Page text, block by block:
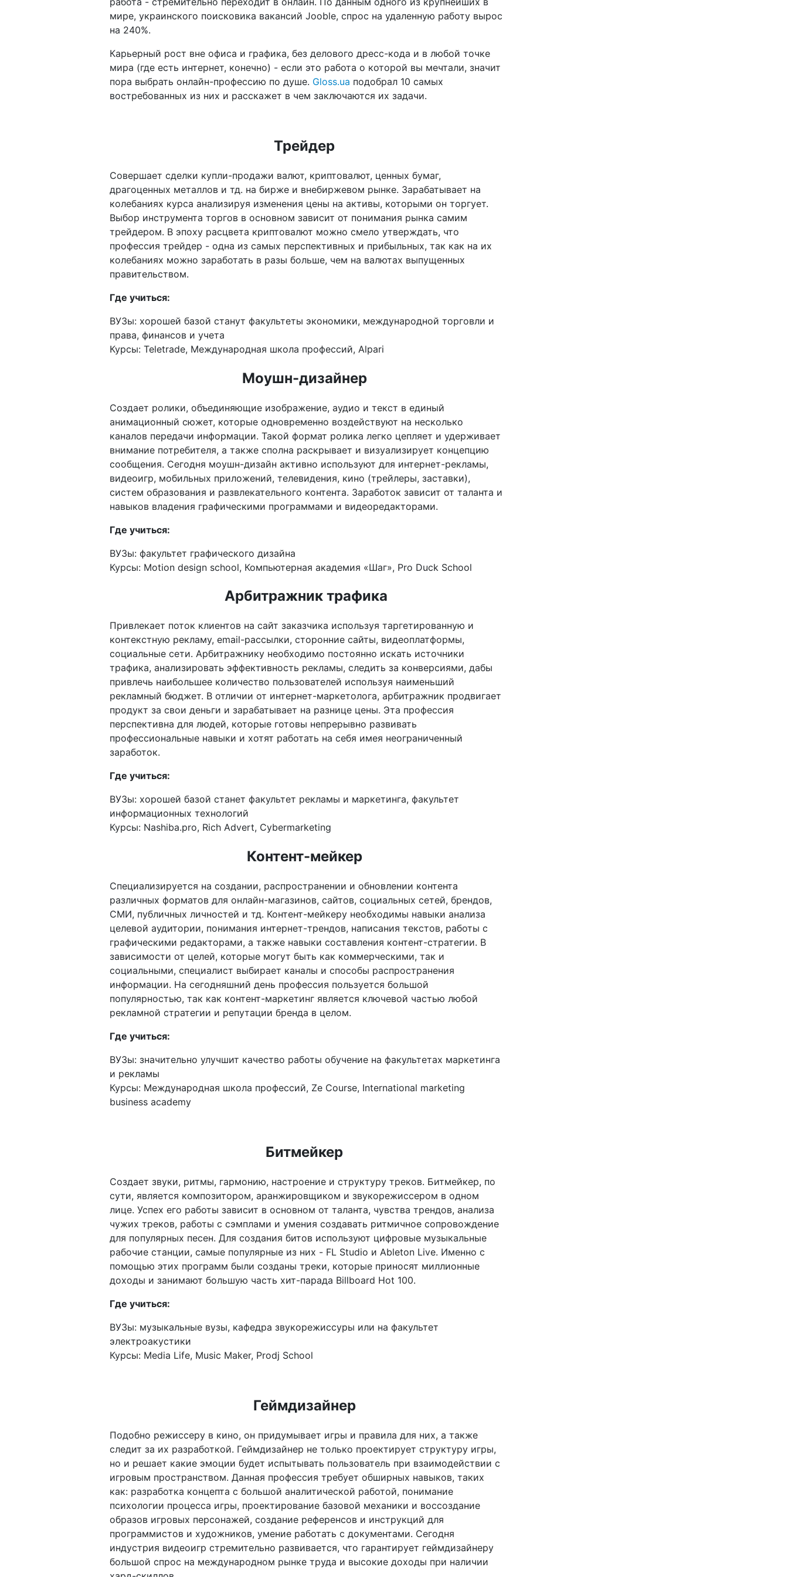
мире, украинского поисковика вакансий Jooble, спрос на удаленную работу вырос
на 240%.
Карьерный рост вне офиса и графика, без делового дресс-кода и в любой точке
мира (где есть интернет, конечно) - если это работа о которой вы мечтали, значит
пора выбрать онлайн-профессию по душе. Gloss.ua подобрал 10 самых
востребованных из них и расскажет в чем заключаются их задачи.
Трейдер
Совершает сделки купли-продажи валют, криптовалют, ценных бумаг,
драгоценных металлов и тд. на бирже и внебиржевом рынке. Зарабатывает на
колебаниях курса анализируя изменения цены на активы, которыми он торгует.
Выбор инструмента торгов в основном зависит от понимания рынка самим
трейдером. В эпоху расцвета криптовалют можно смело утверждать, что
профессия трейдер - одна из самых перспективных и прибыльных, так как на их
колебаниях можно заработать в разы больше, чем на валютах выпущенных
правительством.
Где учиться:
ВУЗы: хорошей базой станут факультеты экономики, международной торговли и
права, финансов и учета
Курсы: Teletrade, Международная школа профессий, Alpari
Моушн-дизайнер
Создает ролики, объединяющие изображение, аудио и текст в единый
анимационный сюжет, которые одновременно воздействуют на несколько
каналов передачи информации. Такой формат ролика легко цепляет и удерживает
внимание потребителя, а также сполна раскрывает и визуализирует концепцию
сообщения. Сегодня моушн-дизайн активно используют для интернет-рекламы,
видеоигр, мобильных приложений, телевидения, кино (трейлеры, заставки),
систем образования и развлекательного контента. Заработок зависит от таланта и
навыков владения графическими программами и видеоредакторами.
Где учиться:
ВУЗы: факультет графического дизайна
Курсы: Motion design school, Компьютерная академия «Шаг», Pro Duck School
Арбитражник трафика
Привлекает поток клиентов на сайт заказчика используя таргетированную и
контекстную рекламу, email-рассылки, сторонние сайты, видеоплатформы,
социальные сети. Арбитражнику необходимо постоянно искать источники
трафика, анализировать эффективность рекламы, следить за конверсиями, дабы
привлечь наибольшее количество пользователей используя наименьший
рекламный бюджет. В отличии от интернет-маркетолога, арбитражник продвигает
продукт за свои деньги и зарабатывает на разнице цены. Эта профессия
перспективна для людей, которые готовы непрерывно развивать
профессиональные навыки и хотят работать на себя имея неограниченный
заработок.
Где учиться:
ВУЗы: хорошей базой станет факультет рекламы и маркетинга, факультет
информационных технологий
Курсы: Nashiba.pro, Rich Advert, Cybermarketing
Контент-мейкер
Специализируется на создании, распространении и обновлении контента
различных форматов для онлайн-магазинов, сайтов, социальных сетей, брендов,
СМИ, публичных личностей и тд. Контент-мейкеру необходимы навыки анализа
целевой аудитории, понимания интернет-трендов, написания текстов, работы с
графическими редакторами, а также навыки составления контент-стратегии. В
зависимости от целей, которые могут быть как коммерческими, так и
социальными, специалист выбирает каналы и способы распространения
информации. На сегодняшний день профессия пользуется большой
популярностью, так как контент-маркетинг является ключевой частью любой
рекламной стратегии и репутации бренда в целом.
Где учиться:
ВУЗы: значительно улучшит качество работы обучение на факультетах маркетинга
и рекламы
Курсы: Международная школа профессий, Ze Course, International marketing
business academy
Битмейкер
Создает звуки, ритмы, гармонию, настроение и структуру треков. Битмейкер, по
сути, является композитором, аранжировщиком и звукорежиссером в одном
лице. Успех его работы зависит в основном от таланта, чувства трендов, анализа
чужих треков, работы с сэмплами и умения создавать ритмичное сопровождение
для популярных песен. Для создания битов используют цифровые музыкальные
рабочие станции, самые популярные из них - FL Studio и Ableton Live. Именно с
помощью этих программ были созданы треки, которые приносят миллионные
доходы и занимают большую часть хит-парада Billboard Hot 100.
Где учиться:
ВУЗы: музыкальные вузы, кафедра звукорежиссуры или на факультет
электроакустики
Курсы: Media Life, Music Maker, Prodj School
Геймдизайнер
Подобно режиссеру в кино, он придумывает игры и правила для них, а также
следит за их разработкой. Геймдизайнер не только проектирует структуру игры,
но и решает какие эмоции будет испытывать пользователь при взаимодействии с
игровым пространством. Данная профессия требует обширных навыков, таких
как: разработка концепта с большой аналитической работой, понимание
психологии процесса игры, проектирование базовой механики и воссоздание
образов игровых персонажей, создание референсов и инструкций для
программистов и художников, умение работать с документами. Сегодня
индустрия видеоигр стремительно развивается, что гарантирует геймдизайнеру
большой спрос на международном рынке труда и высокие доходы при наличии